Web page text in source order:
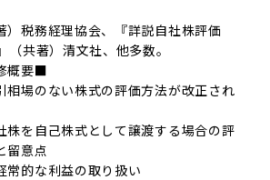
）税務経理協会、『詳説自社株評価
（共著）清文社、他多数。
概要■
相場のない株式の評価方法が改正され
株を自己株式として譲渡する場合の評
留意点
常的な利益の取り扱い